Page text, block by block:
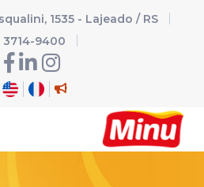
1535 - Lajeado / RS
3714-9400